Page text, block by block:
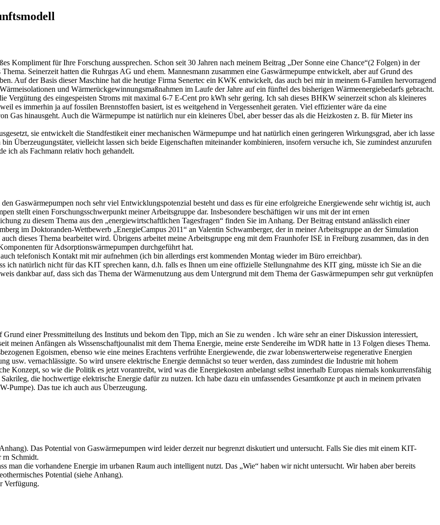
Kompliment für Ihre Forschung aussprechen. Schon seit 30 Jahren nach meinem Beitrag „Der Sonne eine Chance“(2 Folgen) in der
Seinerzeit hatten die Ruhrgas AG und ehem. Mannesmann zusammen eine Gaswärmepumpe entwickelt, aber auf Grund des
Auf der Basis dieser Maschine hat die heutige Firma Senertec ein KWK entwickelt, das auch bei mir in meinem 6-Familen hervorragend
und Wärmerückgewinnungsmaßnahmen im Laufe der Jahre auf ein fünftel des bisherigen Wärmeenergiebedarfs gebracht.
des eingespeisten Stroms mit maximal 6-7 E-Cent pro kWh sehr gering. Ich sah dieses BHKW seinerzeit schon als kleineres
es immerhin ja auf fossilen Brennstoffen basiert, ist es weitgehend in Vergessenheit geraten. Viel effizienter wäre da eine
Gas hinausgeht. Auch die Wärmepumpe ist natürlich nur ein kleineres Übel, aber besser das als die Heizkosten z. B. für Mieter ins
sie entwickelt die Standfestikeit einer mechanischen Wärmepumpe und hat natürlich einen geringeren Wirkungsgrad, aber ich lasse
Überzeugungstäter, vielleicht lassen sich beide Eigenschaften miteinander kombinieren, insofern versuche ich, Sie zumindest anzurufen
ich als Fachmann relativ hoch gehandelt.
Gaswärmepumpen noch sehr viel Entwicklungspotenzial besteht und dass es für eine erfolgreiche Energiewende sehr wichtig ist, auch
stellt einen Forschungsschwerpunkt meiner Arbeitsgruppe dar. Insbesondere beschäftigen wir uns mit der int ernen
zu diesem Thema aus den „energiewirtschaftlichen Tagesfragen“ finden Sie im Anhang. Der Beitrag entstand anlässlich einer
im Doktoranden-Wettbewerb „EnergieCampus 2011“ an Valentin Schwamberger, der in meiner Arbeitsgruppe an der Simulation
dieses Thema bearbeitet wird. Übrigens arbeitet meine Arbeitsgruppe eng mit dem Fraunhofer ISE in Freiburg zusammen, das in den
für Adsorptionswärmepumpen durchgeführt hat.
telefonisch Kontakt mit mir aufnehmen (ich bin allerdings erst kommenden Montag wieder im Büro erreichbar).
ich natürlich nicht für das KIT sprechen kann, d.h. falls es Ihnen um eine offizielle Stellungnahme des KIT ging, müsste ich Sie an die
dankbar auf, dass sich das Thema der Wärmenutzung aus dem Untergrund mit dem Thema der Gaswärmepumpen sehr gut verknüpfen
einer Pressmitteilung des Instituts und bekom den Tipp, mich an Sie zu wenden . Ich wäre sehr an einer Diskussion interessiert,
meinen Anfängen als Wissenschaftjounalist mit dem Thema Energie, meine erste Sendereihe im WDR hatte in 13 Folgen dieses Thema.
Egoismen, ebenso wie eine meines Erachtens verfrühte Energiewende, die zwar lobenswerterweise regenerative Energien
usw. vernachlässigte. So wird unsere elektrische Energie demnächst so teuer werden, dass zumindest die Industrie mit hohem
Konzept, so wie die Politik es jetzt vorantreibt, wird was die Energiekosten anbelangt selbst innerhalb Europas niemals konkurrensfähig
die hochwertige elektrische Energie dafür zu nutzen. Ich habe dazu ein umfassendes Gesamtkonze pt auch in meinem privaten
Pumpe). Das tue ich auch aus Überzeugung.
Das Potential von Gaswärmepumpen wird leider derzeit nur begrenzt diskutiert und untersucht. Falls Sie dies mit einem KIT-
rn Schmidt.
man die vorhandene Energie im urbanen Raum auch intelligent nutzt. Das „Wie“ haben wir nicht untersucht. Wir haben aber bereits
Potential (siehe Anhang).
Verfügung.